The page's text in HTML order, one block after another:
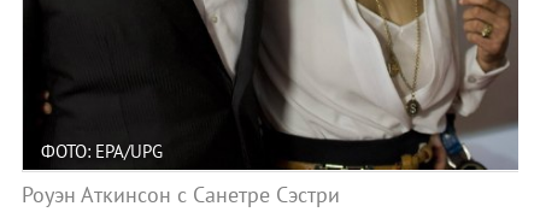
ФОТО: EPA/UPG
Роуэн Аткинсон с Санетре Сэстри